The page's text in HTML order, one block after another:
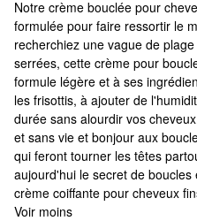
Notre crème bouclée pour
formulée pour faire ressortir le
recherchiez une vague de
serrées, cette crème pour
formule légère et à ses
les frisottis, à ajouter de
durée sans alourdir vos
et sans vie et bonjour aux
qui feront tourner les têtes
aujourd'hui le secret de
crème coiffante pour cheveux
Voir moins